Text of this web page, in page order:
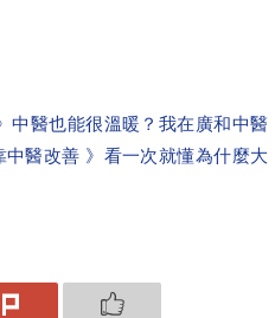
中醫也能很溫暖？我在廣和中醫
醫改善 》看一次就懂為什麼大